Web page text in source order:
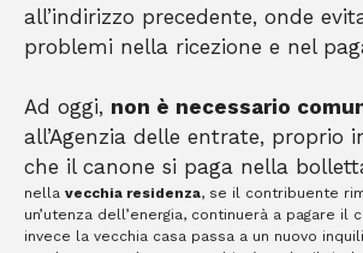
all’indirizzo precedente, onde
problemi nella ricezione e nel
Ad oggi, non è necessario
all’Agenzia delle entrate, proprio
che il canone si paga nella
nella vecchia residenza, se il contribuente
un’utenza dell’energia, continuerà a pagare il
invece la vecchia casa passa a un nuovo